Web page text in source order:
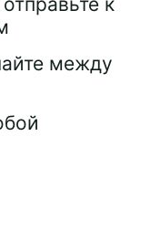
между